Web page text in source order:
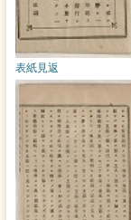
表紙見返